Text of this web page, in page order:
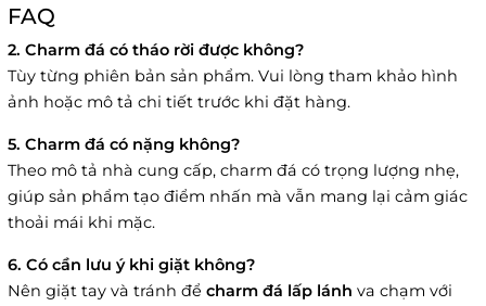
FAQ
2. Charm đá có tháo rời được không?
Tùy từng phiên bản sản phẩm. Vui lòng tham khảo hình
ảnh hoặc mô tả chi tiết trước khi đặt hàng.
5. Charm đá có nặng không?
Theo mô tả nhà cung cấp, charm đá có trọng lượng nhẹ,
giúp sản phẩm tạo điểm nhấn mà vẫn mang lại cảm giác
thoải mái khi mặc.
6. Có cần lưu ý khi giặt không?
Nên giặt tay và tránh để charm đá lấp lánh va chạm với